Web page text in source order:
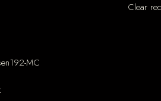
Clear
MC